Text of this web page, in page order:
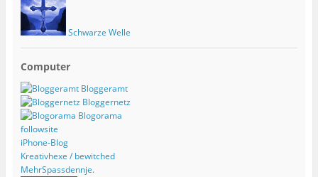
Schwarze Welle
Computer
Bloggeramt
Bloggernetz
Blogorama
followsite
iPhone-Blog
Kreativhexe / bewitched
MehrSpassdennje.